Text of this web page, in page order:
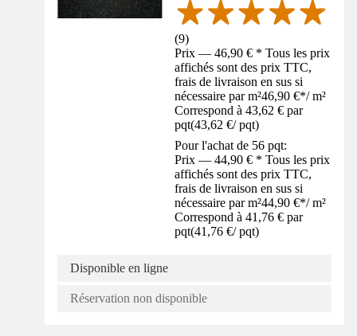
(9)
Prix — 46,90 € * Tous les prix
affichés sont des prix TTC,
frais de livraison en sus si
nécessaire par m²46,90 €*/ m²
Correspond à 43,62 € par
pqt(43,62 €/ pqt)
Pour l'achat de 56 pqt:
Prix — 44,90 € * Tous les prix
affichés sont des prix TTC,
frais de livraison en sus si
nécessaire par m²44,90 €*/ m²
Correspond à 41,76 € par
pqt(41,76 €/ pqt)
Disponible en ligne
Réservation non disponible